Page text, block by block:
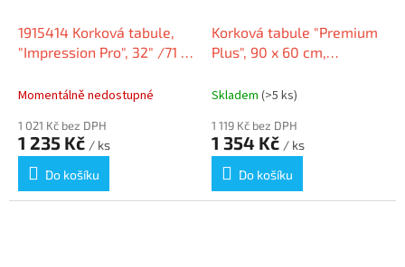
1915414 Korková tabule,
"Impression Pro", 32" /71 x
NOBO
Momentálně nedostupné
1 021 Kč bez DPH
1 235 Kč / ks
Do košíku
Korková tabule "Premium
Plus", 90 x 60 cm,
1915180
Skladem (>5 ks)
1 119 Kč bez DPH
1 354 Kč / ks
Do košíku